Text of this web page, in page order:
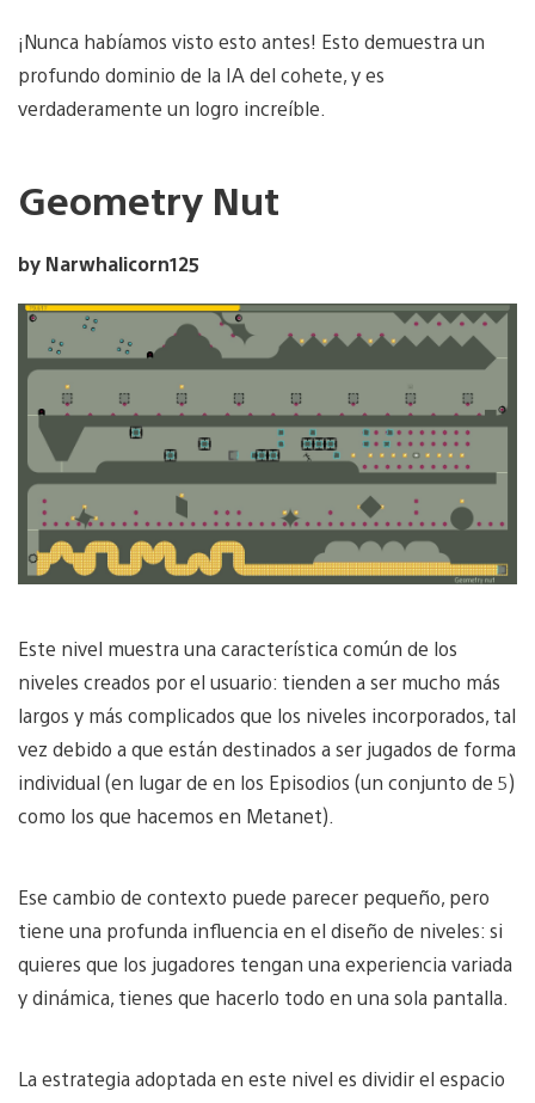
¡Nunca habíamos visto esto antes! Esto demuestra un
profundo dominio de la IA del cohete, y es
verdaderamente un logro increíble.
Geometry Nut
by Narwhalicorn125
Este nivel muestra una característica común de los
niveles creados por el usuario: tienden a ser mucho más
largos y más complicados que los niveles incorporados, tal
vez debido a que están destinados a ser jugados de forma
individual (en lugar de en los Episodios (un conjunto de 5)
como los que hacemos en Metanet).
Ese cambio de contexto puede parecer pequeño, pero
tiene una profunda influencia en el diseño de niveles: si
quieres que los jugadores tengan una experiencia variada
y dinámica, tienes que hacerlo todo en una sola pantalla.
La estrategia adoptada en este nivel es dividir el espacio